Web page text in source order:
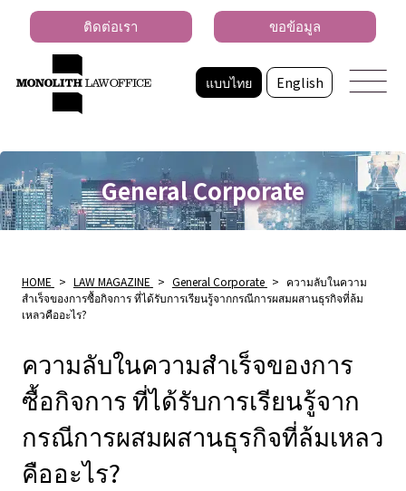
แบบไทย English
ติดต่อเรา ขอข้อมูล
General Corporate
HOME > LAW MAGAZINE > General Corporate > ความลับในความ
สำเร็จของการซื้อกิจการ ที่ได้รับการเรียนรู้จากกรณีการผสมผสานธุรกิจที่ล้ม
เหลวคืออะไร?
ความลับในความสำเร็จของการ
ซื้อกิจการ ที่ได้รับการเรียนรู้จาก
กรณีการผสมผสานธุรกิจที่ล้มเหลว
คืออะไร?